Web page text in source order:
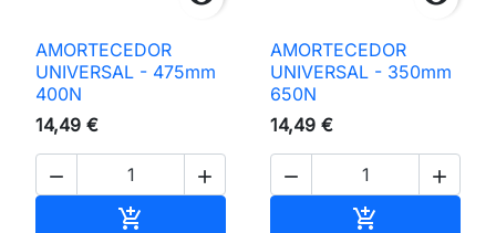
AMORTECEDOR
UNIVERSAL - 475mm
400N
14,49 €
 

AMORTECEDOR
UNIVERSAL - 350mm
650N
14,49 €
 
